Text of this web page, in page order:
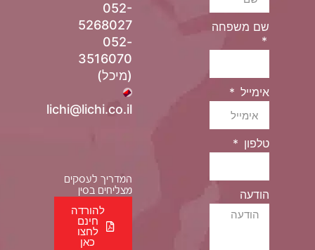
שם משפחה
אימייל
טלפון
הודעה
052-
5268027
052-
3516070
(מיכל)
lichi@lichi.co.il
המדריך לעסקים
מצליחים בסין
להורדה
חינם
לחצו
כאן